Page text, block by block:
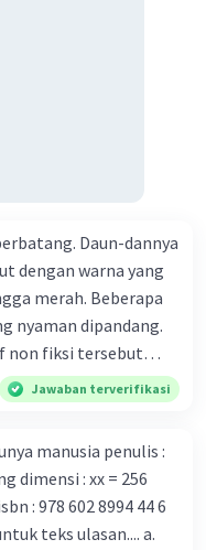
untuk
dan vaksin.
Identifikasi
Infeksi dan
menyatakan mereka
laboratorium dari
... A.
vaksin virus
mempelajari virus
bagi kesehatan dunia
C. Masyarakat perlu
Daun-dannya
dengan warna yang
merah. Beberapa
nyaman dipandang.
non fiksi tersebut
D. penyajian alur cerita
Jawaban terverifikasi
teks ulasan.... a.